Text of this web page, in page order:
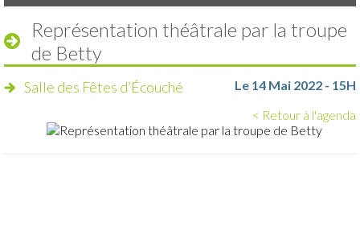
Représentation théâtrale par la troupe
de Betty
Salle des Fêtes d’Écouché
Le 14 Mai 2022 - 15H
< Retour à l'agenda